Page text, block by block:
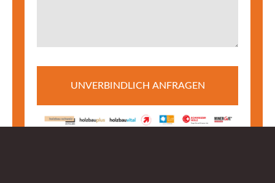
UNVERBINDLICH ANFRAGEN